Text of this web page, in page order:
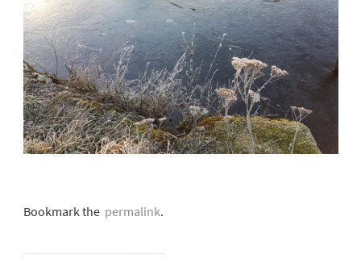
Bookmark thepermalink.